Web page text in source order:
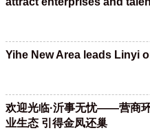
Yihe New Area leads Linyi
欢迎光临·沂事无忧——营商
业生态 引得金凤还巢